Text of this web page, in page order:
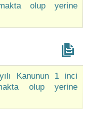
olup yerine
Kanunun 1 inci
olup yerine